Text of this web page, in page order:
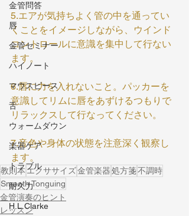
金管問答
唇
金管セミナー
ハイノート
マウスピース
舌
ウォームダウン
楽器ケア
トラブル
耐久力
H.L.Clarke
5.エアが気持ちよく管の中を通ってい
くことをイメージしながら、ウインド
コントロールに意識を集中して行ない
ます。
6.唇に力を入れないこと。パッカーを
意識してリムに唇をあずけるつもりで
リラックスして行なってください。
7.音色や身体の状態を注意深く観察し
ます。
教則本 エクササイズ金管楽器処方箋不調時
Smooth Tonguing
金管演奏のヒント
レッスン